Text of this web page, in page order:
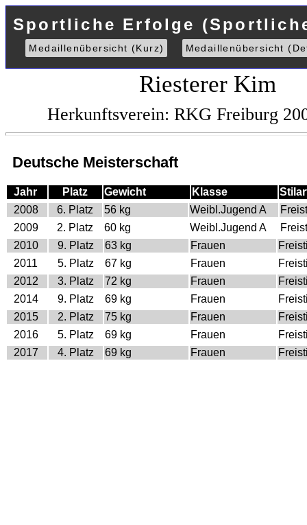
Sportliche Erfolge
Medaillenübersicht (Kurz) Medaillenübersicht
Riesterer Kim
Herkunftsverein: RKG Freiburg
Deutsche Meisterschaft
Jahr Platz Gewicht Klasse
2008
6. Platz 56 kg Weibl.Jugend A
2009
2. Platz 60 kg Weibl.Jugend A
2010
9. Platz 63 kg Frauen
2011
5. Platz 67 kg Frauen
2012
3. Platz 72 kg Frauen
2014
9. Platz 69 kg Frauen
2015
2. Platz 75 kg Frauen
2016
5. Platz 69 kg Frauen
2017
4. Platz 69 kg Frauen